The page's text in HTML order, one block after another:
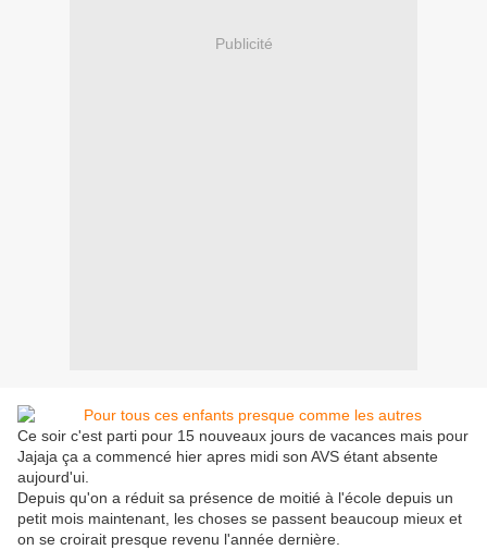
Publicité
Ce soir c'est parti pour 15 nouveaux jours de vacances mais pour
Jajaja ça a commencé hier apres midi son AVS étant absente
aujourd'ui.
Depuis qu'on a réduit sa présence de moitié à l'école depuis un
petit mois maintenant, les choses se passent beaucoup mieux et
on se croirait presque revenu l'année dernière.